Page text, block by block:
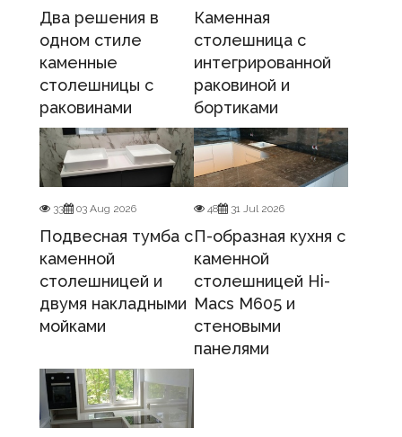
Два решения в
одном стиле
каменные
столешницы с
раковинами
Каменная
столешница с
интегрированной
раковиной и
бортиками
33 03 Aug 2026
Подвесная тумба с
каменной
столешницей и
двумя накладными
мойками
48 31 Jul 2026
П-образная кухня с
каменной
столешницей Hi-
Macs M605 и
стеновыми
панелями